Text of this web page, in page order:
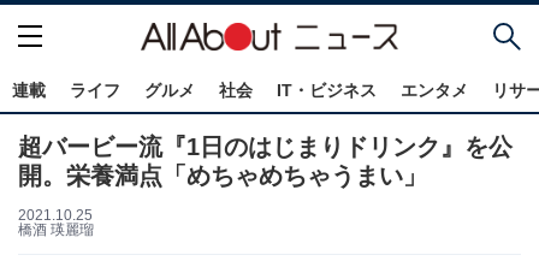
連載 ライフ グルメ 社会 IT・ビジネス エンタメ リサ
超バービー流『1日のはじまりドリンク』を公
開。栄養満点「めちゃめちゃうまい」
2021.10.25
橋酒 瑛麗瑠